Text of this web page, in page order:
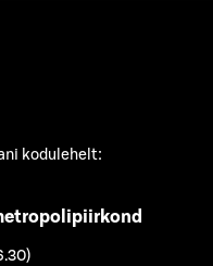
kodulehelt: